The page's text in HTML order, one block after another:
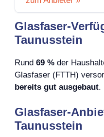
Glasfaser-
Taunusstein
Rund 69 % der
Glasfaser (FTTH)
bereits gut ausgebaut.
Glasfaser-
Taunusstein